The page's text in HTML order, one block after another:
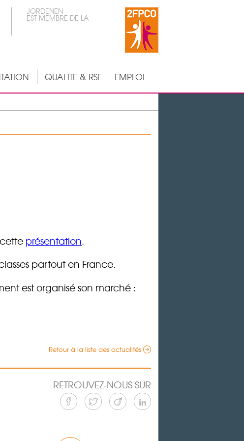
JORDENEN
EST MEMBRE DE LA
QUALITE & RSE EMPLOI
présentation.
partout en France.
est organisé son marché :
Retour à la liste des actualités
RETROUVEZ-NOUS SUR